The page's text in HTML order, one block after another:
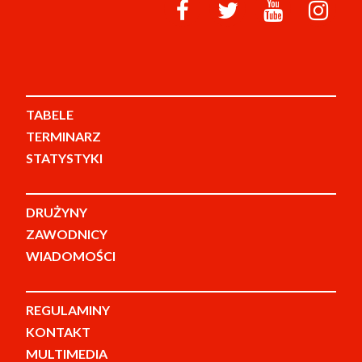
TABELE
TERMINARZ
STATYSTYKI
DRUŻYNY
ZAWODNICY
WIADOMOŚCI
REGULAMINY
KONTAKT
MULTIMEDIA